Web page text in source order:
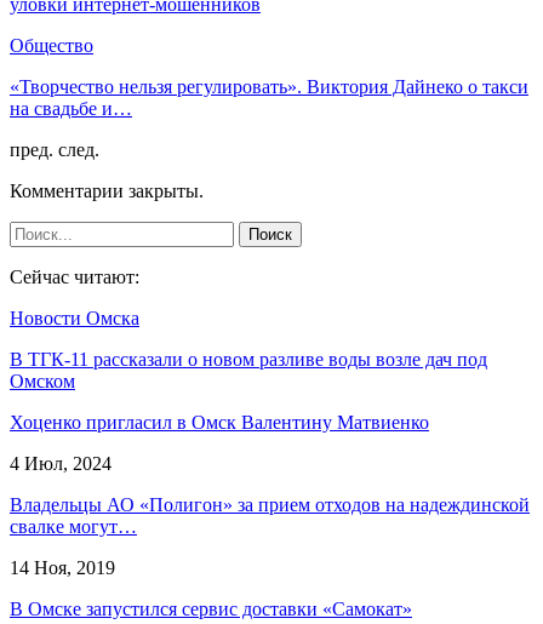
Общество
«Творчество нельзя регулировать». Виктория Дайнеко о такси
на свадьбе и…
пред. след.
Комментарии закрыты.
Сейчас читают:
Новости Омска
В ТГК-11 рассказали о новом разливе воды возле дач под
Омском
Хоценко пригласил в Омск Валентину Матвиенко
4 Июл, 2024
Владельцы АО «Полигон» за прием отходов на надеждинской
свалке могут…
14 Ноя, 2019
В Омске запустился сервис доставки «Самокат»